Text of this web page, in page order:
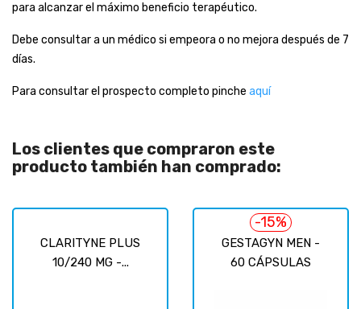
para alcanzar el máximo beneficio terapéutico.
Debe consultar a un médico si empeora o no mejora después de 7
días.
Para consultar el prospecto completo pinche aquí
Los clientes que compraron este
producto también han comprado:
CLARITYNE PLUS
10/240 MG -...
GESTAGYN MEN -
60 CÁPSULAS
-15%